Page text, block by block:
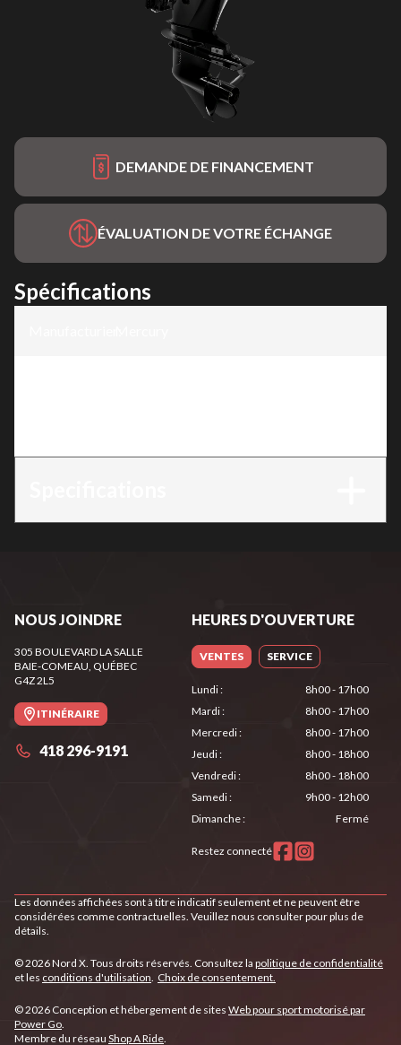
DEMANDE DE FINANCEMENT
ÉVALUATION DE VOTRE ÉCHANGE
Spécifications
NOUS JOINDRE
305 BOULEVARD LA SALLE
BAIE-COMEAU, QUÉBEC
G4Z 2L5
ITINÉRAIRE
418 296-9191
HEURES D'OUVERTURE
VENTES SERVICE
Lundi:
8h00 - 17h00
Mardi:
8h00 - 17h00
Mercredi:
8h00 - 17h00
Jeudi:
8h00 - 18h00
Vendredi:
8h00 - 18h00
Samedi:
9h00 - 12h00
Dimanche: Fermé
Restez connecté
Les données affichées sont à titre indicatif seulement et ne peuvent être
considérées comme contractuelles. Veuillez nous consulter pour plus de
détails.
© 2026 Nord X. Tous droits réservés. Consultez la politique de confidentialité
et les conditions d'utilisation. Choix de consentement.
© 2026 Conception et hébergement de sites Web pour sport motorisé par
Power Go.
Membre du réseau Shop A Ride.